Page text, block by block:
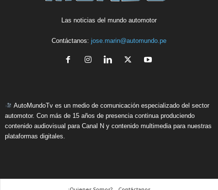
Las noticias del mundo automotor
Contáctanos: jose.marin@automundo.pe
AutoMundoTv es un medio de comunicación especializado del sector
automotor. Con más de 15 años de presencia continua produciendo
contenido audiovisual para Canal N y contenido multimedia para nuestras
plataformas digitales.